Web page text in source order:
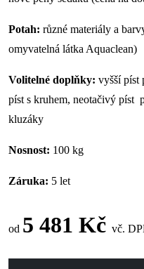
Potah: různé materiály a
omyvatelná látka Aquaclean)
Volitelné doplňky: vyšší píst
píst s kruhem, neotačivý píst
kluzáky
Nosnost: 100 kg
Záruka: 5 let
od 5 481 Kč vč.